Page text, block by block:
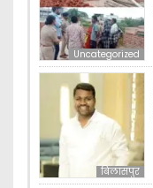
Uncategorized
बिलासपुर